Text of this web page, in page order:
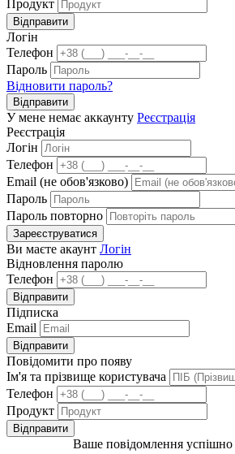
Продукт
Відправити
Логін
Телефон
Пароль
Відновити пароль?
Відправити
У мене немає аккаунту Реєстрація
Реєстрація
Логін
Телефон
Email (не обов'язково)
Пароль
Пароль повторно
Зареєструватися
Ви маєте акаунт Логін
Відновлення паролю
Телефон
Відправити
Підписка
Email
Відправити
Повідомити про появу
Ім'я та прізвище користувача
Телефон
Продукт
Відправити
Ваше повідомлення успішно